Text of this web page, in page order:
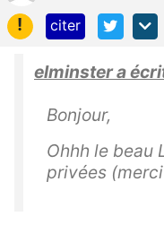
!
citer
elminster a
Bonjour,
Ohhh le beau
privées